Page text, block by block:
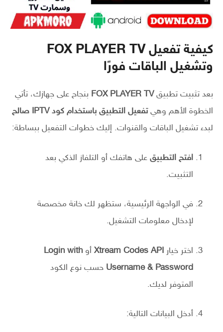
كيفية تفعيل FOX PLAYER TV
وتشغيل الباقات فورًا
بعد تثبيت تطبيقFOX PLAYER TV بنجاح على جهازك، تأتي
الخطوة الأهم وهيتفعيل التطبيق باستخدام كود IPTV صالح
لبدء تشغيل الباقات والقنوات. إليك خطوات التفعيل ببساطة:
افتح التطبيق على هاتفك أو التلفاز الذكي بعد
التثبيت.
في الواجهة الرئيسية، ستظهر لك خانة مخصصة
لإدخال معلومات التشغيل.
اختر خيار Xtream Codes API أو Login with
Username & Password حسب نوع الكود
المتوفر لديك.
أدخل البيانات التالية: